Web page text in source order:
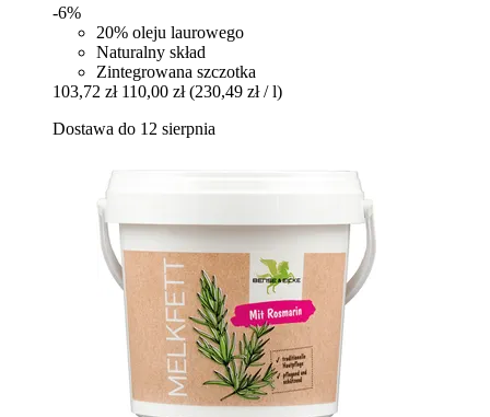
-6%
20% oleju laurowego
Naturalny skład
Zintegrowana szczotka
103,72 zł 110,00 zł (230,49 zł / l)
Dostawa do 12 sierpnia